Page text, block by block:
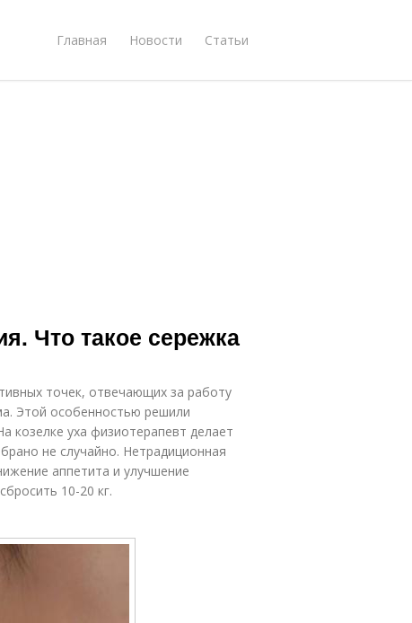
Главная Новости Статьи
Что такое сережка
точек, отвечающих за работу
Этой особенностью решили
козелке уха физиотерапевт делает
не случайно. Нетрадиционная
аппетита и улучшение
10-20 кг.